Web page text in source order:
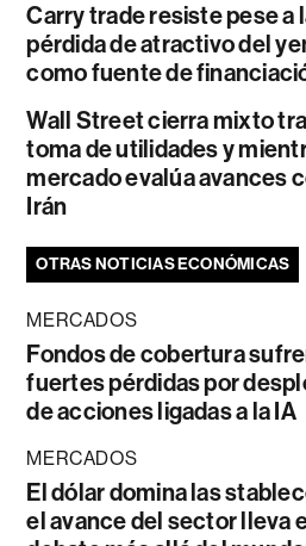
Carry trade resiste pese a
pérdida de atractivo del
como fuente de
Wall Street cierra mixto
toma de utilidades y
mercado evalúa avances
Irán
OTRAS NOTICIAS ECONÓMICAS
MERCADOS
Fondos de cobertura
fuertes pérdidas por
de acciones ligadas a la IA
MERCADOS
El dólar domina las
el avance del sector lleva